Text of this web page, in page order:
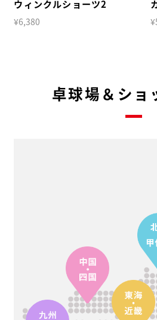
ウィンクルショーツ2
¥6,380
卓球場＆ショ